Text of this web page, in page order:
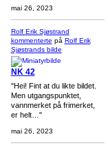
mai 26, 2023
Rolf Erik Sjøstrand
kommenterte på Rolf Erik
Sjøstrands bilde
NK 42
"Hei! Fint at du likte bildet.
Men utgangspunktet,
vannmerket på frimerket,
er helt…"
mai 26, 2023